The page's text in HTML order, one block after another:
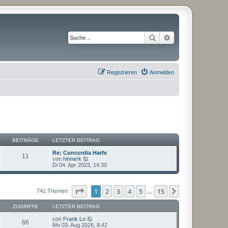
Suche
Anmelden
Registrieren
BEITRÄGE LETZTER BEITRAG
11
Re: Concordia Harfe
von hinnerk
e
u
r
B
e
i
t
Di 04. Apr 2023, 14:30
741 Themen Seite von15
1 2 3 4 5 15
ZUGRIFFE LETZTER BEITRAG
66 von Frank Lo
Mo 03. Aug 2026, 8:42